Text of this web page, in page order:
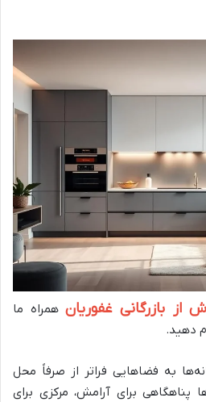
بازرگانی غفوریانهمراه ما
دهید.
به فضاهایی فراتر از صرفاً محل
پناهگاهی برای آرامش، مرکزی برای